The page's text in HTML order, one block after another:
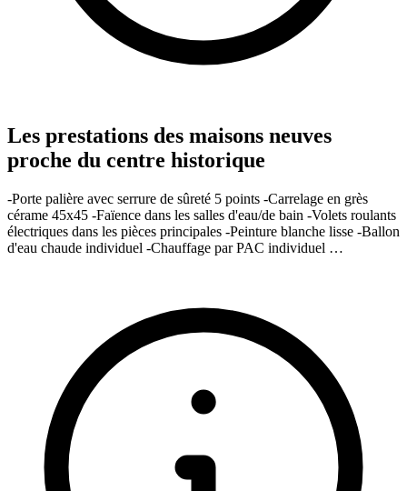
Les prestations des maisons neuves
proche du centre historique
-Porte palière avec serrure de sûreté 5 points -Carrelage en grès
cérame 45x45 -Faïence dans les salles d'eau/de bain -Volets roulants
électriques dans les pièces principales -Peinture blanche lisse -Ballon
d'eau chaude individuel -Chauffage par PAC individuel …